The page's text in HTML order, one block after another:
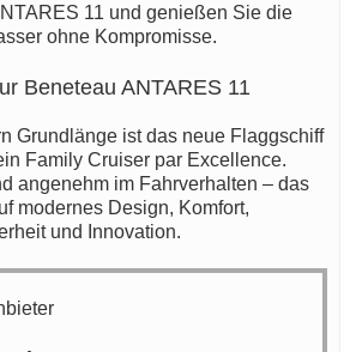
11 und genießen Sie die
ohne Kompromisse.
Beneteau ANTARES 11
Grundlänge ist das neue Flaggschiff
Family Cruiser par Excellence.
angenehm im Fahrverhalten – das
modernes Design, Komfort,
und Innovation.